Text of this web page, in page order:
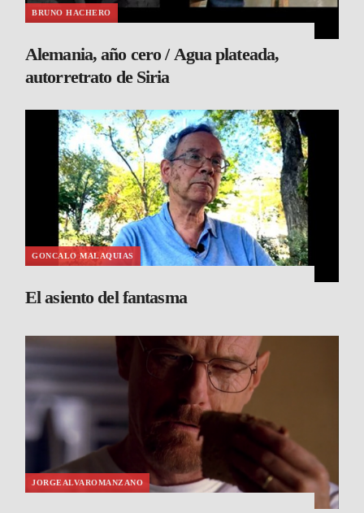
BRUNO HACHERO
Alemania, año cero / Agua plateada,
autorretrato de Siria
GONCALO MALAQUIAS
El asiento del fantasma
JORGEALVAROMANZANO